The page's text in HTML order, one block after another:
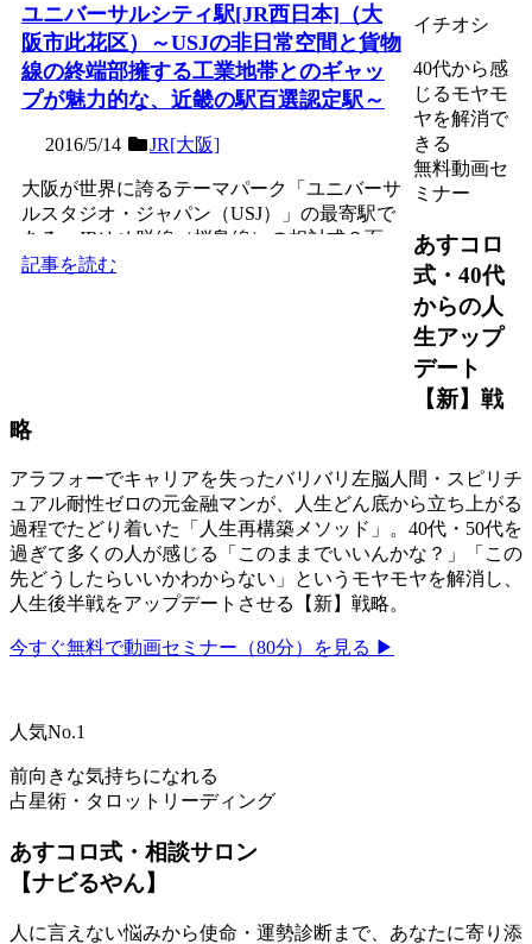
ユニバーサルシティ駅[JR西日本]（大
阪市此花区）～USJの非日常空間と貨物
線の終端部擁する工業地帯とのギャッ
プが魅力的な、近畿の駅百選認定駅～
2016/5/14 JR[大阪]
大阪が世界に誇るテーマパーク「ユニバーサ
ルスタジオ・ジャパン（USJ）」の最寄駅で
ある。JRゆめ咲線（桜島線）の相対式２面
２線の地上駅。安治...
記事を読む
イチオシ
40代から感
じるモヤモ
ヤを解消で
きる
無料動画セ
ミナー
あすコロ
式・40代
からの人
生アップ
デート
【新】戦
略
アラフォーでキャリアを失ったバリバリ左脳人間・スピリチ
ュアル耐性ゼロの元金融マンが、人生どん底から立ち上がる
過程でたどり着いた「人生再構築メソッド」。40代・50代を
過ぎて多くの人が感じる「このままでいいんかな？」「この
先どうしたらいいかわからない」というモヤモヤを解消し、
人生後半戦をアップデートさせる【新】戦略。
今すぐ無料で動画セミナー（80分）を見る ▶
人気No.1
前向きな気持ちになれる
占星術・タロットリーディング
あすコロ式・相談サロン
【ナビるやん】
人に言えない悩みから使命・運勢診断まで、あなたに寄り添